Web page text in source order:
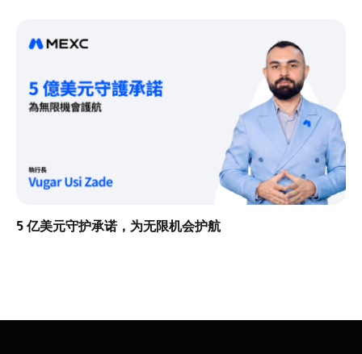
5 亿美元守护承诺，为无限机会护航